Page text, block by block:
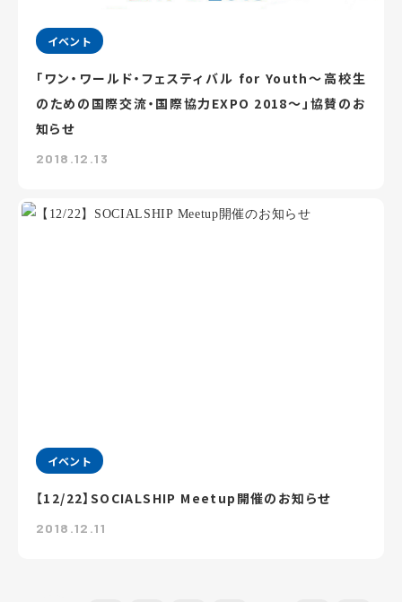
イベント
「ワン・ワールド・フェスティバル for Youth～高校生
のための国際交流・国際協力EXPO 2018～」協賛のお
知らせ
2018.12.13
イベント
【12/22】SOCIALSHIP Meetup開催のお知らせ
2018.12.11